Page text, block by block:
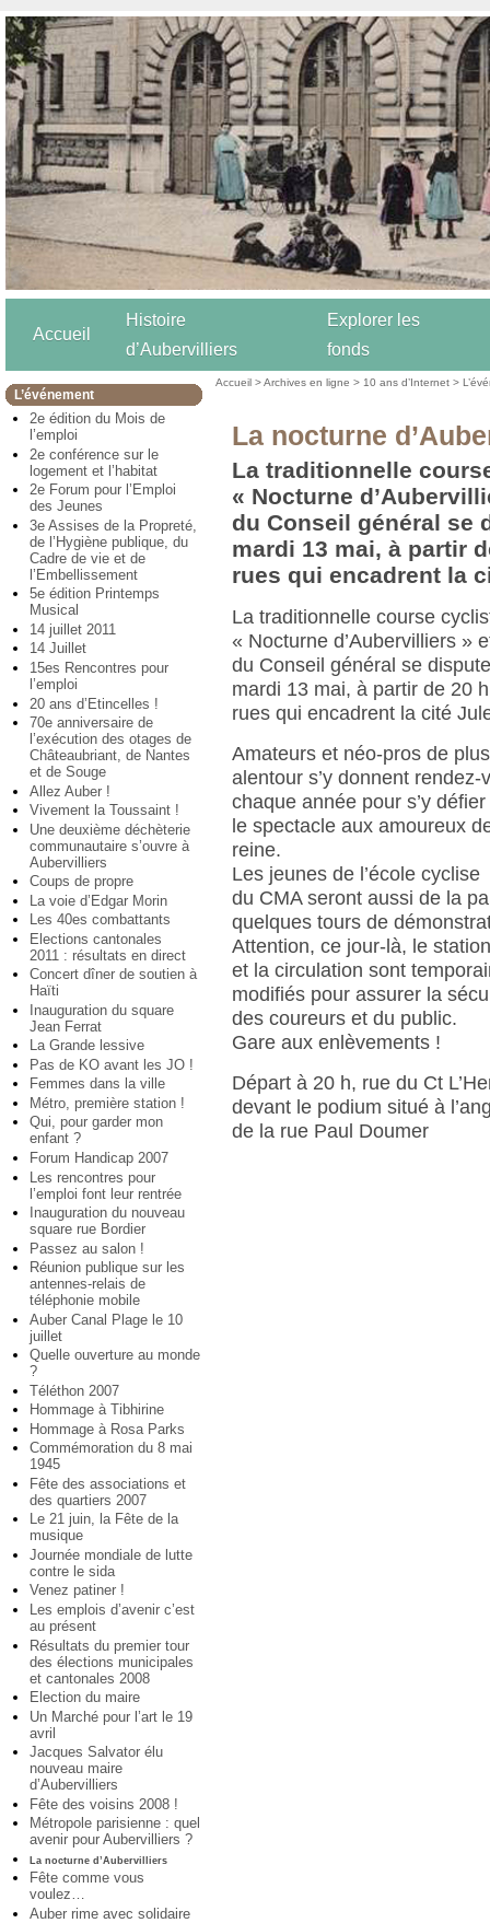
Accueil
Histoire
d’Aubervilliers
Explorer les
fonds
L’événement
2e édition du Mois de
l’emploi
2e conférence sur le
logement et l’habitat
2e Forum pour l’Emploi
des Jeunes
3e Assises de la Propreté,
de l’Hygiène publique, du
Cadre de vie et de
l’Embellissement
5e édition Printemps
Musical
14 juillet 2011
14 Juillet
15es Rencontres pour
l’emploi
20 ans d’Etincelles !
70e anniversaire de
l’exécution des otages de
Châteaubriant, de Nantes
et de Souge
Allez Auber !
Vivement la Toussaint !
Une deuxième déchèterie
communautaire s’ouvre à
Aubervilliers
Coups de propre
La voie d’Edgar Morin
Les 40es combattants
Elections cantonales
2011 : résultats en direct
Concert dîner de soutien à
Haïti
Inauguration du square
Jean Ferrat
La Grande lessive
Pas de KO avant les JO !
Femmes dans la ville
Métro, première station !
Qui, pour garder mon
enfant ?
Forum Handicap 2007
Les rencontres pour
l’emploi font leur rentrée
Inauguration du nouveau
square rue Bordier
Passez au salon !
Réunion publique sur les
antennes-relais de
téléphonie mobile
Auber Canal Plage le 10
juillet
Quelle ouverture au monde
?
Téléthon 2007
Hommage à Tibhirine
Hommage à Rosa Parks
Commémoration du 8 mai
1945
Fête des associations et
des quartiers 2007
Le 21 juin, la Fête de la
musique
Journée mondiale de lutte
contre le sida
Venez patiner !
Les emplois d’avenir c’est
au présent
Résultats du premier tour
des élections municipales
et cantonales 2008
Election du maire
Un Marché pour l’art le 19
avril
Jacques Salvator élu
nouveau maire
d’Aubervilliers
Fête des voisins 2008 !
Métropole parisienne : quel
avenir pour Aubervilliers ?
La nocturne d’Aubervilliers
Fête comme vous
voulez…
Auber rime avec solidaire
Accueil >Archives en ligne > 10 ans d’Internet >
La nocturne
La traditionnelle
« Nocturne
du Conseil général se
mardi 13 mai, à partir
rues qui encadrent la
La traditionnelle course
« Nocturne d’Aubervilliers »
du Conseil général se
mardi 13 mai, à partir de 20
rues qui encadrent la cité
Amateurs et néo-pros de
alentour s’y donnent rendez-
chaque année pour s’y
le spectacle aux amoureux
reine.
Les jeunes de l’école cyclise
du CMA seront aussi de la
quelques tours de
Attention, ce jour-là, le
et la circulation sont
modifiés pour assurer la
des coureurs et du public.
Gare aux enlèvements !
Départ à 20 h, rue du Ct
devant le podium situé à
de la rue Paul Doumer